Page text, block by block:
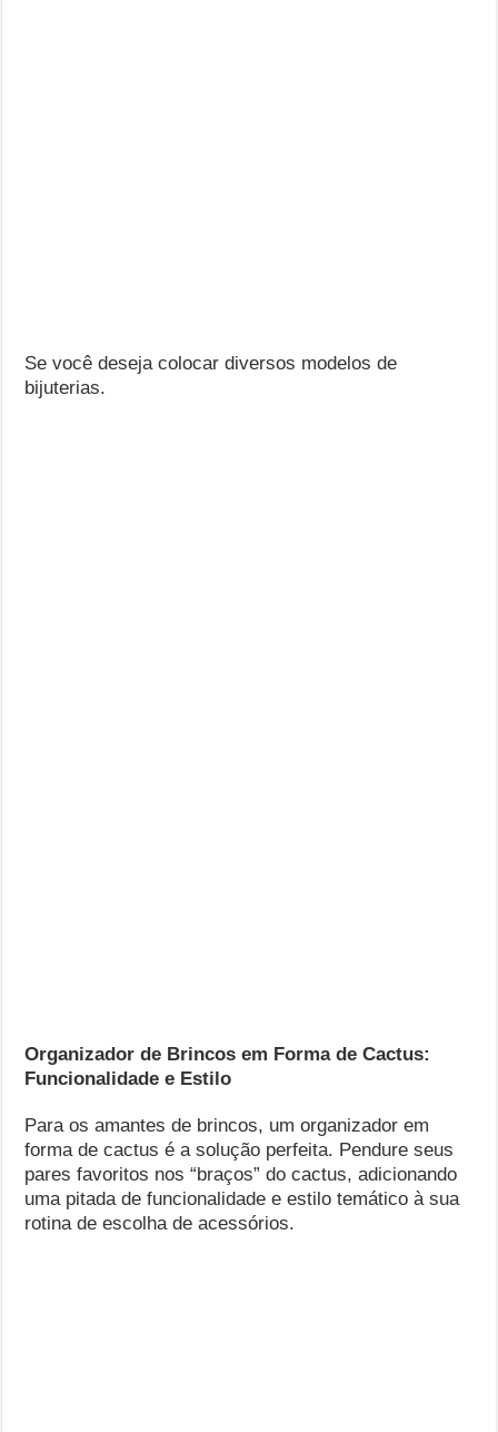
Se você deseja colocar diversos modelos de
bijuterias.
Organizador de Brincos em Forma de Cactus:
Funcionalidade e Estilo
Para os amantes de brincos, um organizador em
forma de cactus é a solução perfeita. Pendure seus
pares favoritos nos “braços” do cactus, adicionando
uma pitada de funcionalidade e estilo temático à sua
rotina de escolha de acessórios.